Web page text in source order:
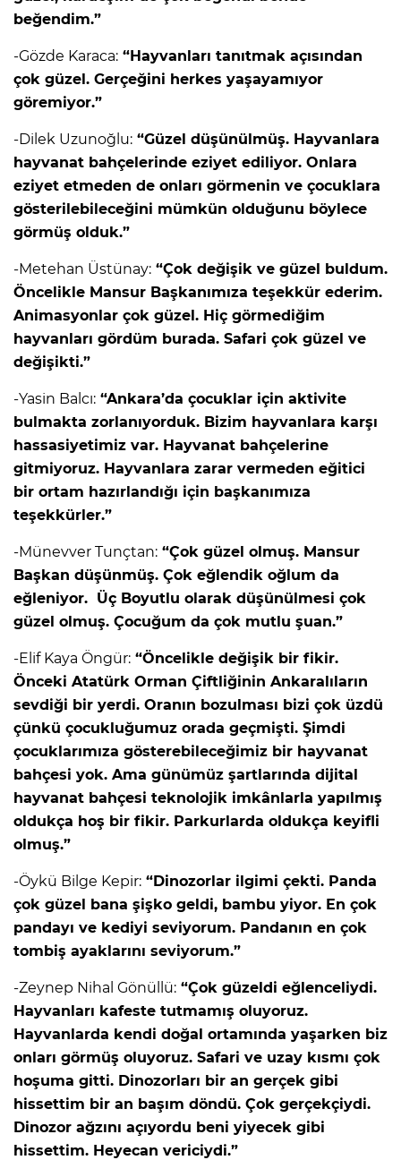
beğendim.”
-Gözde Karaca: “Hayvanları tanıtmak açısından
çok güzel. Gerçeğini herkes yaşayamıyor
göremiyor.”
-Dilek Uzunoğlu: “Güzel düşünülmüş. Hayvanlara
hayvanat bahçelerinde eziyet ediliyor. Onlara
eziyet etmeden de onları görmenin ve çocuklara
gösterilebileceğini mümkün olduğunu böylece
görmüş olduk.”
-Metehan Üstünay: “Çok değişik ve güzel buldum.
Öncelikle Mansur Başkanımıza teşekkür ederim.
Animasyonlar çok güzel. Hiç görmediğim
hayvanları gördüm burada. Safari çok güzel ve
değişikti.”
-Yasin Balcı: “Ankara’da çocuklar için aktivite
bulmakta zorlanıyorduk. Bizim hayvanlara karşı
hassasiyetimiz var. Hayvanat bahçelerine
gitmiyoruz. Hayvanlara zarar vermeden eğitici
bir ortam hazırlandığı için başkanımıza
teşekkürler.”
-Münevver Tunçtan: “Çok güzel olmuş. Mansur
Başkan düşünmüş. Çok eğlendik oğlum da
eğleniyor. Üç Boyutlu olarak düşünülmesi çok
güzel olmuş. Çocuğum da çok mutlu şuan.”
-Elif Kaya Öngür: “Öncelikle değişik bir fikir.
Önceki Atatürk Orman Çiftliğinin Ankaralıların
sevdiği bir yerdi. Oranın bozulması bizi çok üzdü
çünkü çocukluğumuz orada geçmişti. Şimdi
çocuklarımıza gösterebileceğimiz bir hayvanat
bahçesi yok. Ama günümüz şartlarında dijital
hayvanat bahçesi teknolojik imkânlarla yapılmış
oldukça hoş bir fikir. Parkurlarda oldukça keyifli
olmuş.”
-Öykü Bilge Kepir: “Dinozorlar ilgimi çekti. Panda
çok güzel bana şişko geldi, bambu yiyor. En çok
pandayı ve kediyi seviyorum. Pandanın en çok
tombiş ayaklarını seviyorum.”
-Zeynep Nihal Gönüllü: “Çok güzeldi eğlenceliydi.
Hayvanları kafeste tutmamış oluyoruz.
Hayvanlarda kendi doğal ortamında yaşarken biz
onları görmüş oluyoruz. Safari ve uzay kısmı çok
hoşuma gitti. Dinozorları bir an gerçek gibi
hissettim bir an başım döndü. Çok gerçekçiydi.
Dinozor ağzını açıyordu beni yiyecek gibi
hissettim. Heyecan vericiydi.”